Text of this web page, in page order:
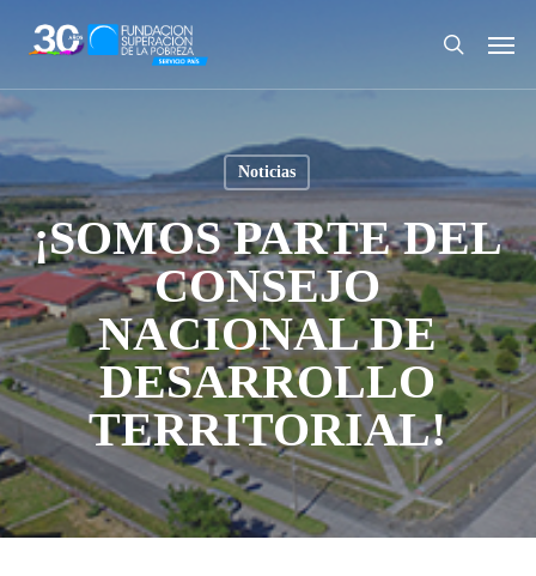
content
search
Menu
Noticias
¡SOMOS PARTE DEL
CONSEJO
NACIONAL DE
DESARROLLO
TERRITORIAL!